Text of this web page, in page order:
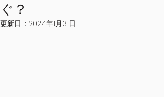
ぐ？
更新日： 2024年1月31日